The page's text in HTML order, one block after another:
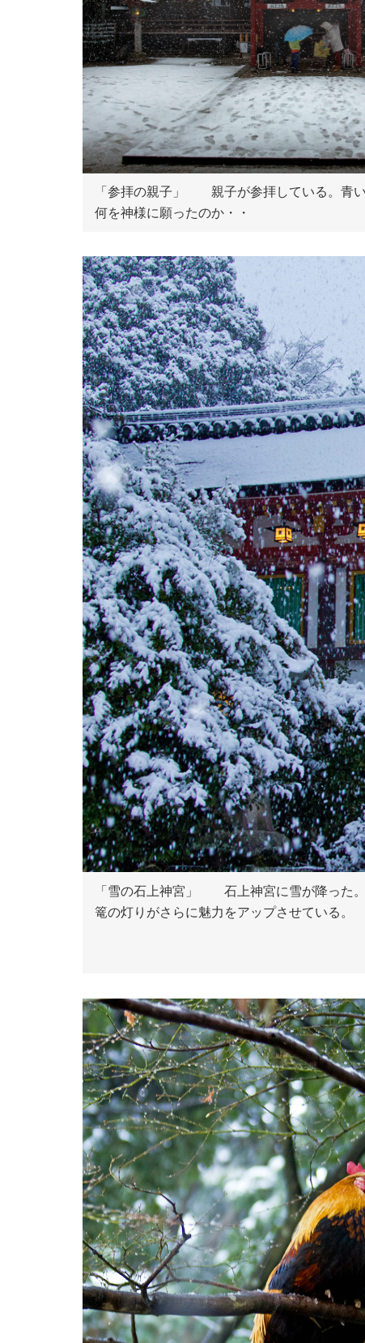
「参拝の親子」 親子が参拝している。青
何を神様に願ったのか・・
「雪の石上神宮」 石上神宮に雪が降った。
篭の灯りがさらに魅力をアップさせている。